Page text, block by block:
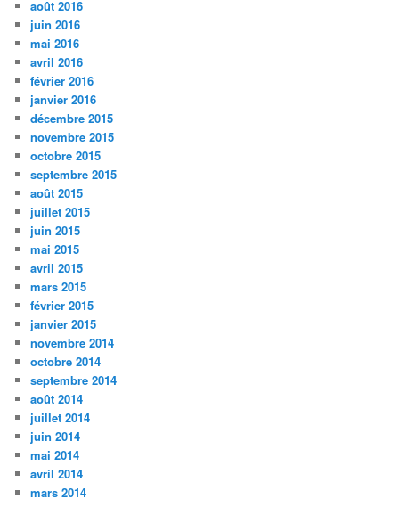
août 2016
juin 2016
mai 2016
avril 2016
février 2016
janvier 2016
décembre 2015
novembre 2015
octobre 2015
septembre 2015
août 2015
juillet 2015
juin 2015
mai 2015
avril 2015
mars 2015
février 2015
janvier 2015
novembre 2014
octobre 2014
septembre 2014
août 2014
juillet 2014
juin 2014
mai 2014
avril 2014
mars 2014